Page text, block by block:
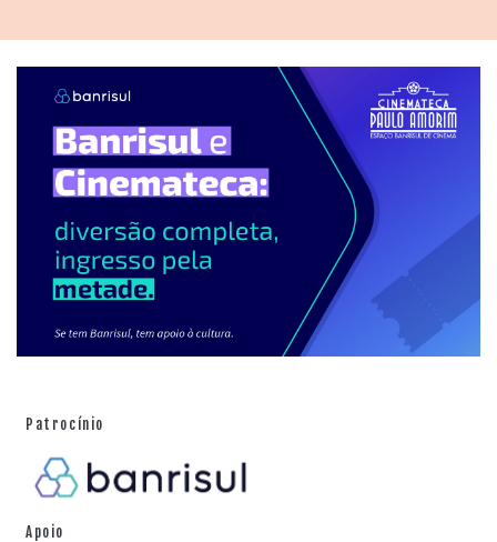
Patrocínio
Apoio